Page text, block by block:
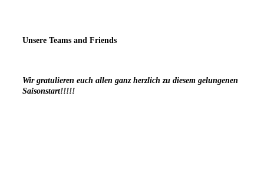
Unsere Teams and Friends
Wir gratulieren euch allen ganz herzlich zu diesem gelungenen
Saisonstart!!!!!